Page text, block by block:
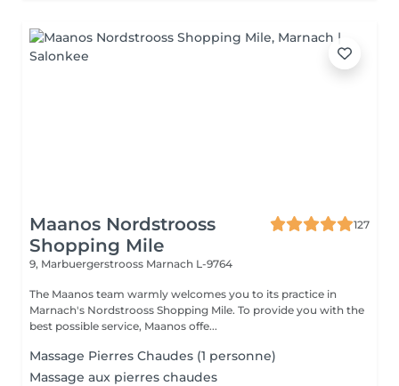
Maanos Nordstrooss
Shopping Mile
127
9, Marbuergerstrooss Marnach L-9764
The Maanos team warmly welcomes you to its practice in
Marnach's Nordstrooss Shopping Mile. To provide you with the
best possible service, Maanos offe...
Massage Pierres Chaudes (1 personne)
Massage aux pierres chaudes